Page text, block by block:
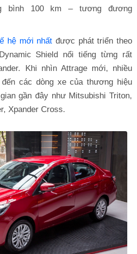
bình 100 km – tương đương
hệ mới nhất được phát triển theo
Shield nổi tiếng từng rất
Khi nhìn Attrage mới, nhiều
các dòng xe của thương hiệu
gần đây như Mitsubishi Triton,
Xpander Cross.